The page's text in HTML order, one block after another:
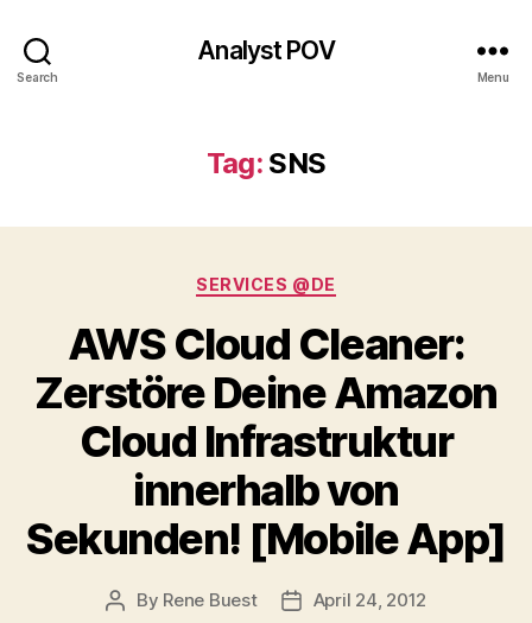
Search
Analyst POV
Menu
Tag: SNS
Categories
SERVICES @DE
AWS Cloud Cleaner:
Zerstöre Deine Amazon
Cloud Infrastruktur
innerhalb von
Sekunden! [Mobile App]
Post
By Rene Buest
PostApril 24, 2012